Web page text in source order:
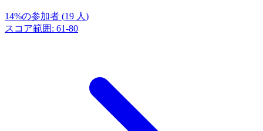
14%の参加者 (19 人 )
スコア範囲 : 61-80